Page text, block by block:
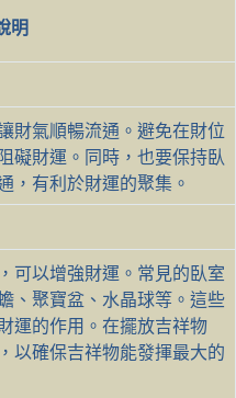
明
財氣順暢流通。避免在財位
礙財運。同時，也要保持臥
，有利於財運的聚集。
可以增強財運。常見的臥室
、聚寶盆、水晶球等。這些
運的作用。在擺放吉祥物
以確保吉祥物能發揮最大的